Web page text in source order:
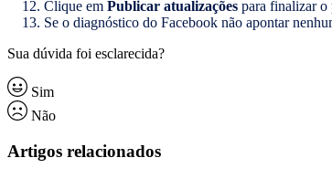
Clique em Publicar atualizações para finalizar o
Se o diagnóstico do Facebook não apontar
Sua dúvida foi esclarecida?
Sim
Não
Artigos relacionados